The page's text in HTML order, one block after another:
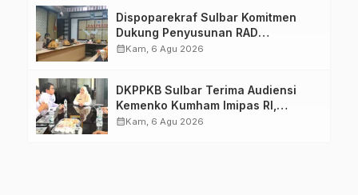
Dispoparekraf Sulbar Komitmen
Dukung Penyusunan RAD
TPB/SDGs Sulawesi Barat
calendar_monthKam, 6 Agu 2026
DKPPKB Sulbar Terima Audiensi
Kemenko Kumham Imipas RI,
Perkuat Pelayanan Kesehatan bagi
calendar_monthKam, 6 Agu 2026